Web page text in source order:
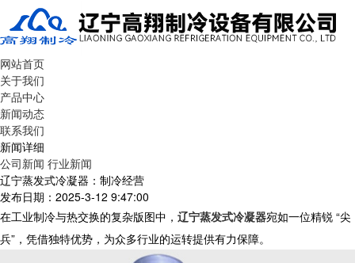
网站首页
关于我们
产品中心
新闻动态
联系我们
新闻详细
公司新闻 行业新闻
辽宁蒸发式冷凝器：制冷经营
发布日期：2025-3-12 9:47:00
在工业制冷与热交换的复杂版图中， 辽宁蒸发式冷凝器宛如一位精锐 “尖
兵”，凭借独特优势，为众多行业的运转提供有力保障。